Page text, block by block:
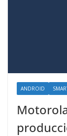
ANDROID